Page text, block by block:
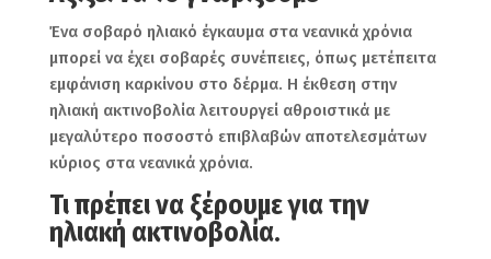
Ένα σοβαρό ηλιακό έγκαυμα στα νεανικά χρόνια
μπορεί να έχει σοβαρές συνέπειες, όπως μετέπειτα
εμφάνιση καρκίνου στο δέρμα. Η έκθεση στην
ηλιακή ακτινοβολία λειτουργεί αθροιστικά με
μεγαλύτερο ποσοστό επιβλαβών αποτελεσμάτων
κύριος στα νεανικά χρόνια.
Τι πρέπει να ξέρουμε για την
ηλιακή ακτινοβολία.